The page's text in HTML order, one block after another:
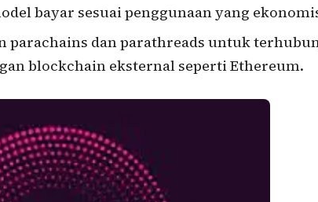
bayar sesuai penggunaan yang
parachains dan parathreads untuk
blockchain eksternal seperti Ethereum.